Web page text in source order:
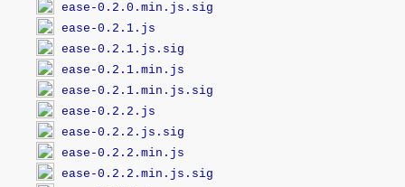
ease-0.2.0.min.js.sig
ease-0.2.1.js
ease-0.2.1.js.sig
ease-0.2.1.min.js
ease-0.2.1.min.js.sig
ease-0.2.2.js
ease-0.2.2.js.sig
ease-0.2.2.min.js
ease-0.2.2.min.js.sig